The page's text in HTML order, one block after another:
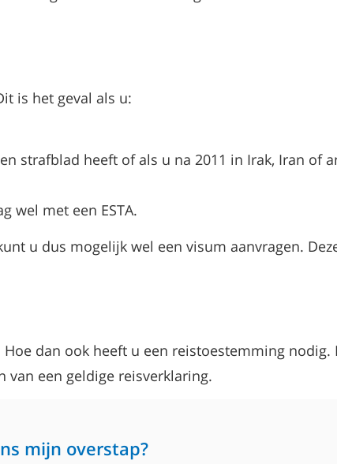
is het geval als u:
strafblad heeft of als u na 2011 in Irak, Iran of
wel met een ESTA.
u dus mogelijk wel een visum aanvragen.
dan ook heeft u een reistoestemming nodig.
van een geldige reisverklaring.
mijn overstap?